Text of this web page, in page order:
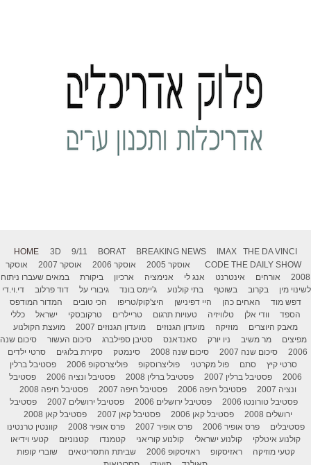
HOME 3D 9/11 BORAT BREAKING NEWS IMAX
THE DA VINCI
CODE THE DAILY SHOW אוסקר 2005 אוסקר 2006 אוסקר 2007
אוסקר
2008
אורחים אינטרנט אנג לי אנימציה ארכיון ביקורת
במאים שעברו ניתוח
לשינוי מין
בקרוב בשוטף בתי קולנוע ג'יימס בונד גיבורי על דוד פרלוב
די.וי.די
דפש מוד
האחים כהן היי דפינישן היצ'קוק/טריפו הכי טובים
המדור המודפס
הספד
וודי אלן טלוויזיה טעויות תרגום טריילרים טרקובסקי ישראל
כללי
מאבק היוצרים
מוזיקה מועדון הגנוזים מועדון הגנוזים 2007
מועצת הקולנוע
מפיצים
מר משיב ניו יורק סאנדאנס סטיבן ספילברג סיכום העשור
סיכום שנה
2006
סיכום שנה 2007 סיכום שנה 2008 סינמטק סקירת בלוגים
סרטי ילדים
סרטי קיץ
סתם פול מקרטני פוליצרוסקופ פוליצרסקופ 2006
פסטיבל ברלין
2006
פסטיבל ברלין 2007 פסטיבל ברלין 2008 פסטיבל ונציה 2006
פסטיבל
ונציה 2007
פסטיבל חיפה 2006 פסטיבל חיפה 2007
פסטיבל חיפה 2008
פסטיבל טורונטו 2006
פסטיבל ירושלים 2006 פסטיבל ירושלים 2007
פסטיבל
ירושלים 2008
פסטיבל קאן 2006 פסטיבל קאן 2007
פסטיבל קאן 2008
פסטיבלים
פרס אופיר 2006 פרס אופיר 2007 פרס אופיר 2008
קוונטין טרנטינו
קולנוע איטלקי
קולנוע ישראלי קולנוע קוריאני קטמנדו קטנוניזם
קטעי וידיאו
קטעי מוזיקה
ראזיסקופ ראזיסקופ 2006 שביתת התסריטאים
שוברי קופות